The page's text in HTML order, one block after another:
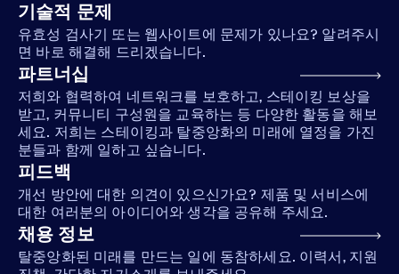
기술적 문제
유효성 검사기 또는 웹사이트에 문제가 있나요? 알려주시
면 바로 해결해 드리겠습니다.
파트너십
저희와 협력하여 네트워크를 보호하고, 스테이킹 보상을
받고, 커뮤니티 구성원을 교육하는 등 다양한 활동을 해보
세요. 저희는 스테이킹과 탈중앙화의 미래에 열정을 가진
분들과 함께 일하고 싶습니다.
피드백
개선 방안에 대한 의견이 있으신가요? 제품 및 서비스에
대한 여러분의 아이디어와 생각을 공유해 주세요.
채용 정보
탈중앙화된 미래를 만드는 일에 동참하세요. 이력서, 지원